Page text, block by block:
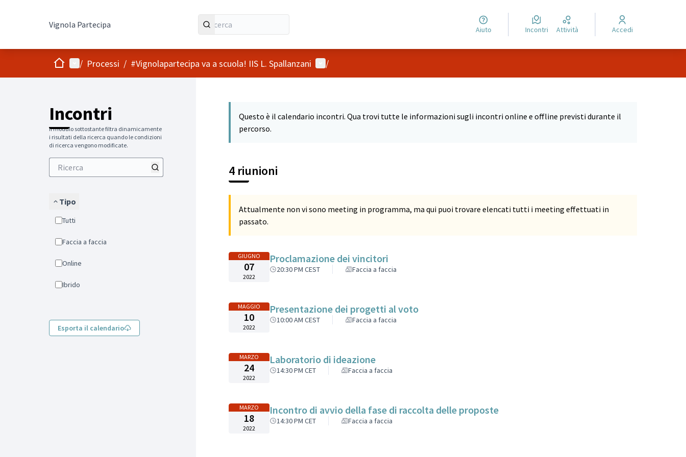
Vignola Partecipa Aiuto Incontri Attività Accedi
HomeMenù principale
/ Processi / #Vignolapartecipa va a scuola! IIS L. Spallanzani Menù utente
/
Incontri
Il modulo sottostante filtra dinamicamente
i risultati della ricerca quando le condizioni
di ricerca vengono modificate.
Tipo
Tutti
Faccia a faccia
Online
Ibrido
Esporta il calendario
Questo è il calendario incontri. Qua trovi tutte le informazioni sugli incontri online e offline previsti durante il
percorso.
4 riunioni
Attualmente non vi sono meeting in programma, ma qui puoi trovare elencati tutti i meeting effettuati in
passato.
GIUGNO
07
2022
Proclamazione dei vincitori
20:30 PM CEST Faccia a faccia
MAGGIO
10
2022
Presentazione dei progetti al voto
10:00 AM CEST Faccia a faccia
MARZO
24
2022
Laboratorio di ideazione
14:30 PM CET Faccia a faccia
MARZO
18
2022
Incontro di avvio della fase di raccolta delle proposte
14:30 PM CET Faccia a faccia